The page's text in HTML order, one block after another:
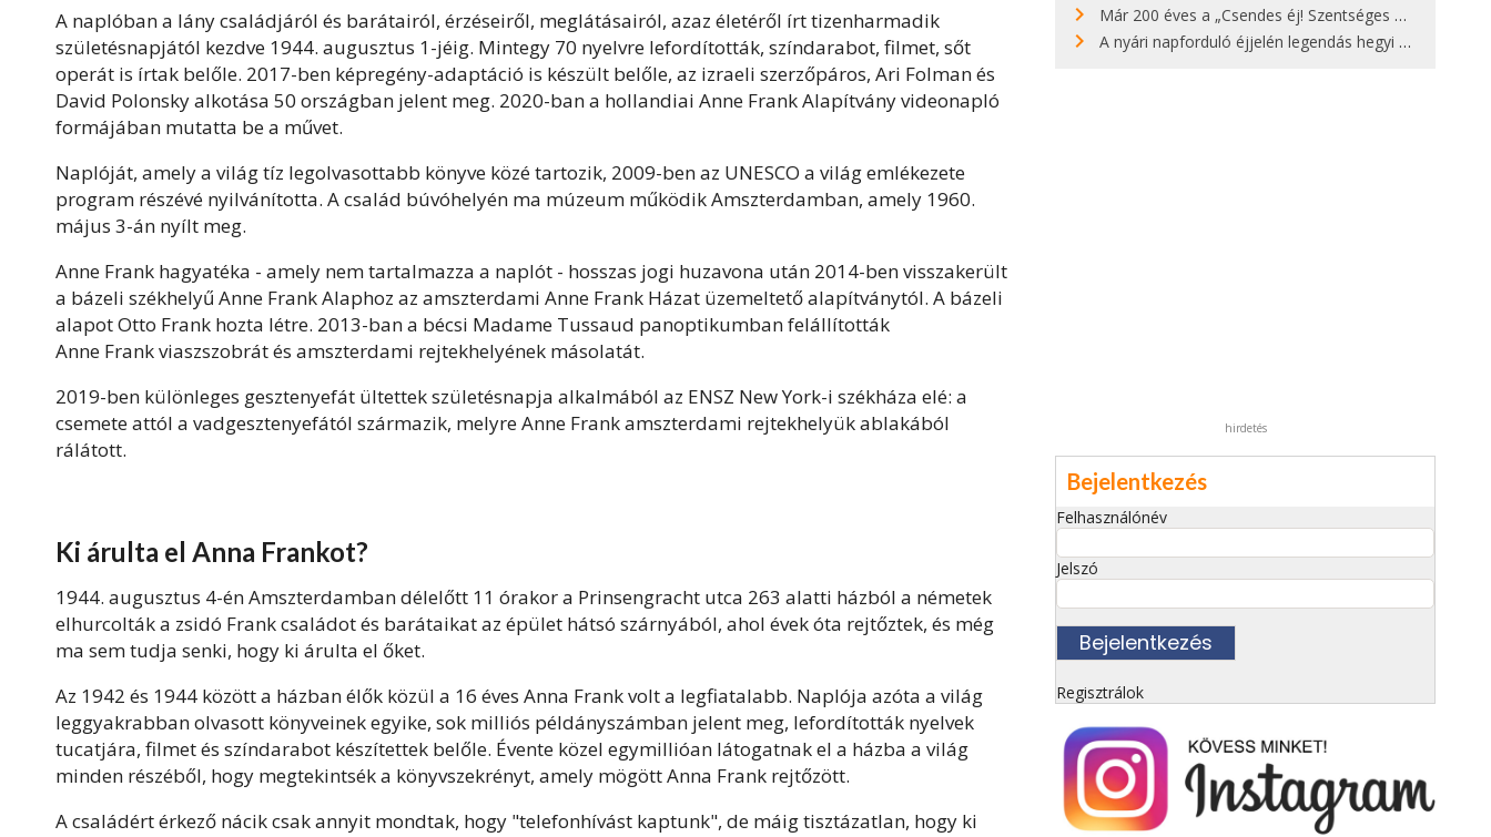
A naplóban a lány családjáról és barátairól, érzéseiről, meglátásairól, azaz életéről írt tizenharmadik
születésnapjától kezdve 1944. augusztus 1-jéig. Mintegy 70 nyelvre lefordították, színdarabot, filmet, sőt
operát is írtak belőle. 2017-ben képregény-adaptáció is készült belőle, az izraeli szerzőpáros, Ari Folman és
David Polonsky alkotása 50 országban jelent meg. 2020-ban a hollandiai Anne FrankAlapítvány videonapló
formájában mutatta be a művet.
Naplóját, amely a világ tíz legolvasottabb könyve közé tartozik, 2009-ben az UNESCO a világ emlékezete
program részévé nyilvánította. A család búvóhelyén ma múzeum működik Amszterdamban, amely 1960.
május 3-án nyílt meg.
Anne Frank hagyatéka - amely nem tartalmazza a naplót - hosszas jogi huzavona után 2014-ben visszakerült
a bázeli székhelyű Anne FrankAlaphoz az amszterdami Anne Frank Házat üzemeltető alapítványtól. A bázeli
alapot Otto Frank hozta létre. 2013-ban a bécsi Madame Tussaud panoptikumban felállították
Anne Frankviaszszobrát és amszterdami rejtekhelyének másolatát.
2019-ben különleges gesztenyefát ültettek születésnapja alkalmából az ENSZ New York-i székháza elé: a
csemete attól a vadgesztenyefától származik, melyre Anne Frankamszterdami rejtekhelyük ablakából
rálátott.
Ki árulta el Anna Frankot?
1944. augusztus 4-én Amszterdamban délelőtt 11 órakor a Prinsengracht utca 263 alatti házból a németek
elhurcolták a zsidó Frankcsaládot és barátaikat az épület hátsó szárnyából, ahol évek óta rejtőztek, és még
ma sem tudja senki, hogy ki árulta el őket.
Az 1942 és 1944 között a házban élők közül a 16 éves Anna Frankvolt a legfiatalabb. Naplója azóta a világ
leggyakrabban olvasott könyveinek egyike, sok milliós példányszámban jelent meg, lefordították nyelvek
tucatjára, filmet és színdarabot készítettek belőle. Évente közel egymillióan látogatnak el a házba a világ
minden részéből, hogy megtekintsék a könyvszekrényt, amely mögöttAnna Frank rejtőzött.
A családért érkező nácik csak annyit mondtak, hogy "telefonhívást kaptunk", de máig tisztázatlan, hogy ki
Már 200 éves a „Csendes éj! Szentséges éj!”
A nyári napforduló éjjelén legendás hegyi tüzek világítják meg Zugspitzét
hirdetés
Bejelentkezés
Felhasználónév
Jelszó
Regisztrálok